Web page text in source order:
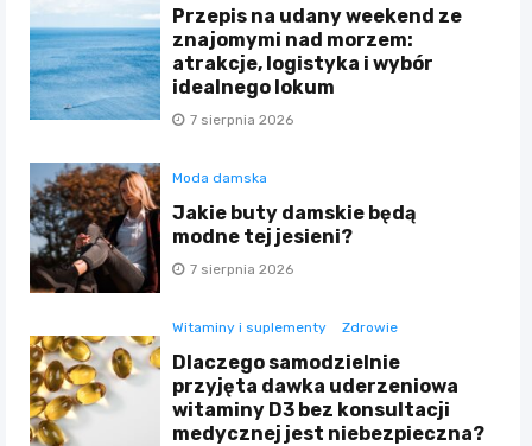
Przepis na udany weekend ze
znajomymi nad morzem:
atrakcje, logistyka i wybór
idealnego lokum
7 sierpnia 2026
Moda damska
Jakie buty damskie będą
modne tej jesieni?
7 sierpnia 2026
Witaminy i suplementy Zdrowie
Dlaczego samodzielnie
przyjęta dawka uderzeniowa
witaminy D3 bez konsultacji
medycznej jest niebezpieczna?